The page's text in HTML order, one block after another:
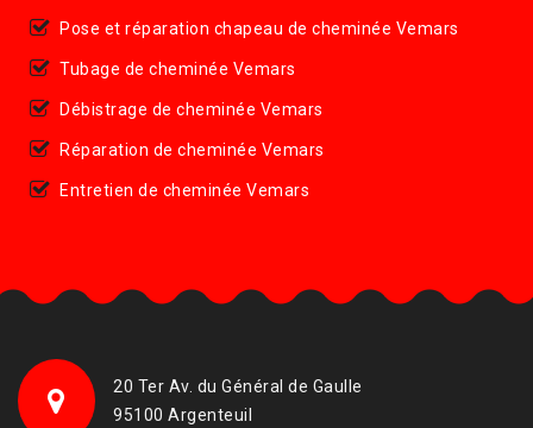
Pose et réparation chapeau de cheminée Vemars
Tubage de cheminée Vemars
Débistrage de cheminée Vemars
Réparation de cheminée Vemars
Entretien de cheminée Vemars
20 Ter Av. du Général de Gaulle
95100 Argenteuil